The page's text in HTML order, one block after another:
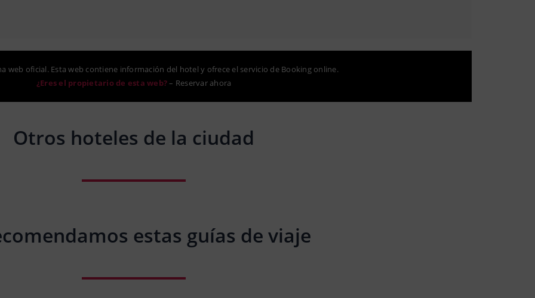
web oficial. Esta web contiene información del hotel y ofrece el servicio de Booking online.
¿Eres el propietario de esta web?– Reservar ahora
Otros hoteles de la ciudad
estas guías de viaje